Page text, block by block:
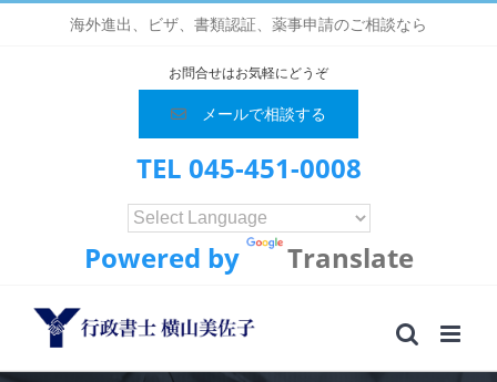
海外進出、ビザ、書類認証、薬事申請のご相談なら
お問合せはお気軽にどうぞ
メールで相談する
TEL 045-451-0008
Powered by Translate